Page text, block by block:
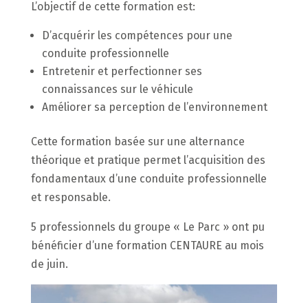
L’objectif de cette formation est:
D’acquérir les compétences pour une
conduite professionnelle
Entretenir et perfectionner ses
connaissances sur le véhicule
Améliorer sa perception de l’environnement
Cette formation basée sur une alternance
théorique et pratique permet l’acquisition des
fondamentaux d’une conduite professionnelle
et responsable.
5 professionnels du groupe « Le Parc » ont pu
bénéficier d’une formation CENTAURE au mois
de juin.